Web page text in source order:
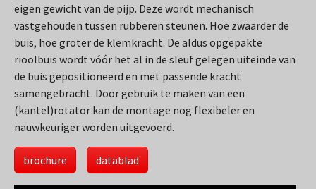
eigen gewicht van de pijp. Deze wordt mechanisch
vastgehouden tussen rubberen steunen. Hoe zwaarder de
buis, hoe groter de klemkracht. De aldus opgepakte
rioolbuis wordt vóór het al in de sleuf gelegen uiteinde van
de buis gepositioneerd en met passende kracht
samengebracht. Door gebruik te maken van een
(kantel)rotator kan de montage nog flexibeler en
nauwkeuriger worden uitgevoerd.
brochure datablad